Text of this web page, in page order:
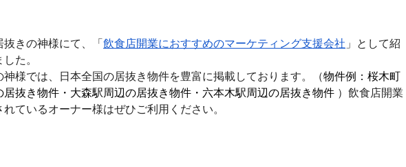
抜きの神様にて、「 飲食店開業におすすめのマーケティング支援会社 」として紹
た。
神様では、日本全国の居抜き物件を豊富に掲載しております。（物件例：桜木町
居抜き物件・大森駅周辺の居抜き物件・六本木駅周辺の居抜き物件 ）飲食店開業
れているオーナー様はぜひご利用ください。